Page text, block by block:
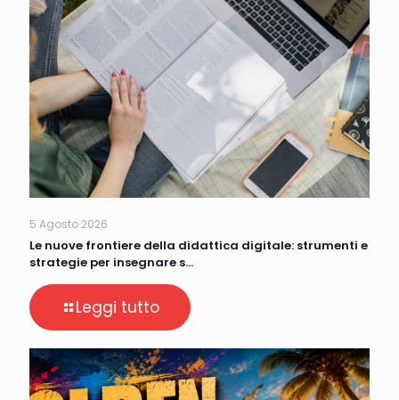
5 Agosto 2026
Le nuove frontiere della didattica digitale: strumenti e
strategie per insegnare s…
Leggi tutto